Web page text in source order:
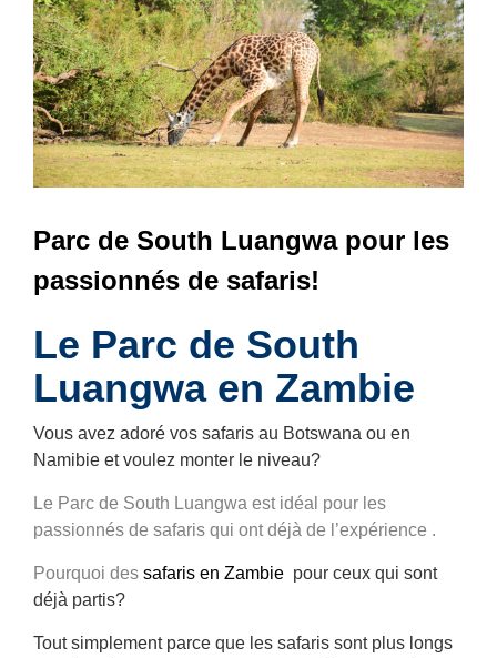
Parc de South Luangwa pour les
passionnés de safaris!
Le Parc de South
Luangwa en Zambie
Vous avez adoré vos safaris au Botswana ou en
Namibie et voulez monter le niveau?
Le Parc de South Luangwa est idéal pour les
passionnés de safaris qui ont déjà de l’expérience .
Pourquoi des safaris en Zambie pour ceux qui sont
déjà partis?
Tout simplement parce que les safaris sont plus longs